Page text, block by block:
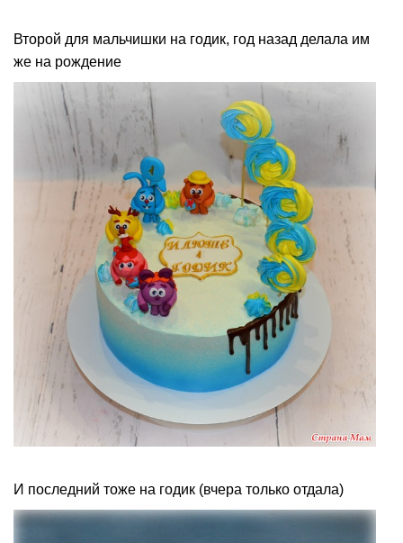
Второй для мальчишки на годик, год назад делала им
же на рождение
И последний тоже на годик (вчера только отдала)